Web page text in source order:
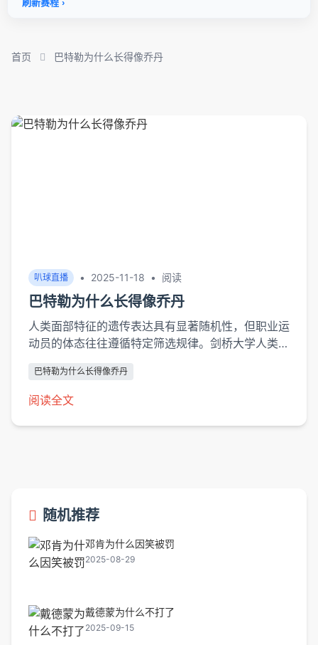
首页 巴特勒为什么长得像乔丹
叭球直播 • 2025-11-18 • 阅读
巴特勒为什么长得像乔丹
人类面部特征的遗传表达具有显著随机性，但职业运
动员的体态往往遵循特定筛选规律。剑桥大学人类遗
现高颧骨、宽颌骨的比例达普通人群的3.2倍，这种
骨骼结构能有效缓冲对抗冲击。巴特勒与乔丹恰好都
巴特勒为什么长得像乔丹
阅读全文
随机推荐
邓肯为什么因笑被罚
2025-08-29
戴德蒙为什么不打了
2025-09-15